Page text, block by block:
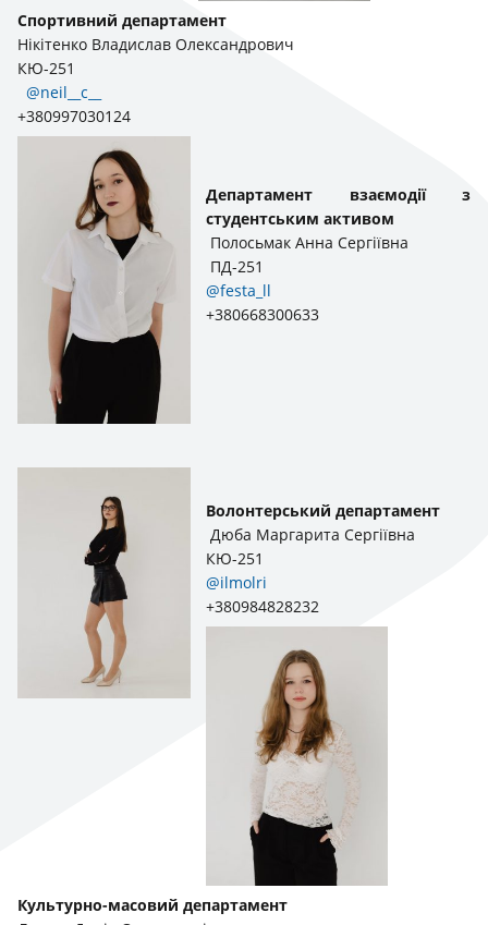
Спортивний департамент
Нікітенко Владислав Олександрович
КЮ-251
@neil__c__
+380997030124
Департамент взаємодії з
студентським активом
Полосьмак Анна Сергіївна
ПД-251
@festa_ll
+380668300633
Волонтерський департамент
Дюба Маргарита Сергіївна
КЮ-251
@ilmolri
+380984828232
Культурно-масовий департамент